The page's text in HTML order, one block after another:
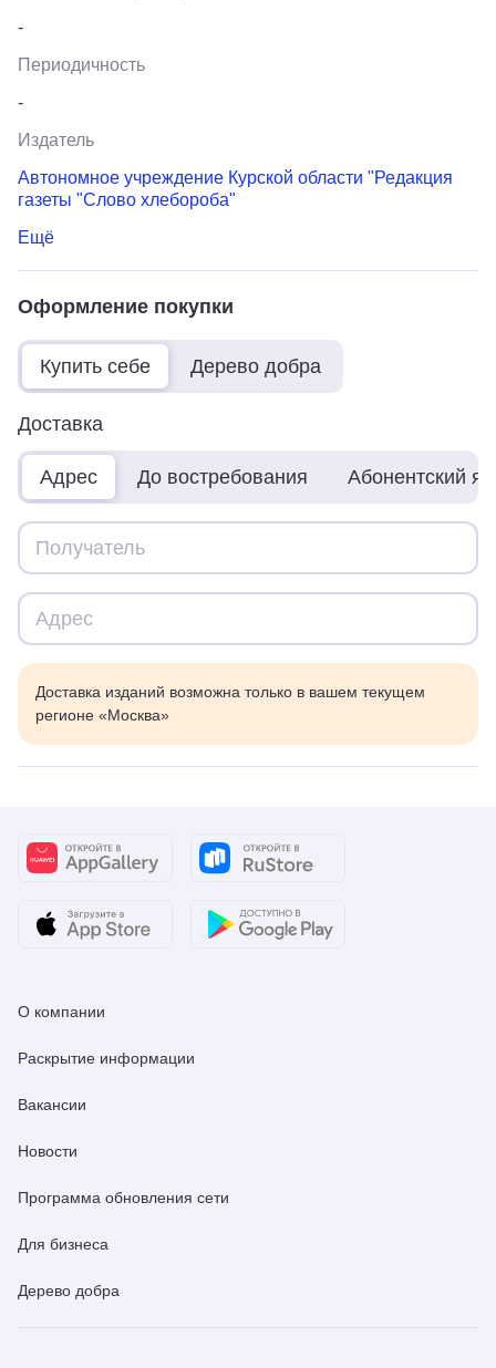
-
Периодичность
-
Издатель
Автономное учреждение Курской области "Редакция
газеты "Слово хлебороба"
Ещё
Оформление покупки
Купить себе Дерево добра
Доставка
Адрес До востребования Абонентский
Доставка изданий возможна только в вашем текущем
регионе «Москва»
О компании
Раскрытие информации
Вакансии
Новости
Программа обновления сети
Для бизнеса
Дерево добра